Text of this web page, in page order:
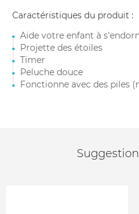
Caractéristiques du produit :
Aide votre enfant à
Projette des étoiles
Timer
Peluche douce
Fonctionne avec des piles